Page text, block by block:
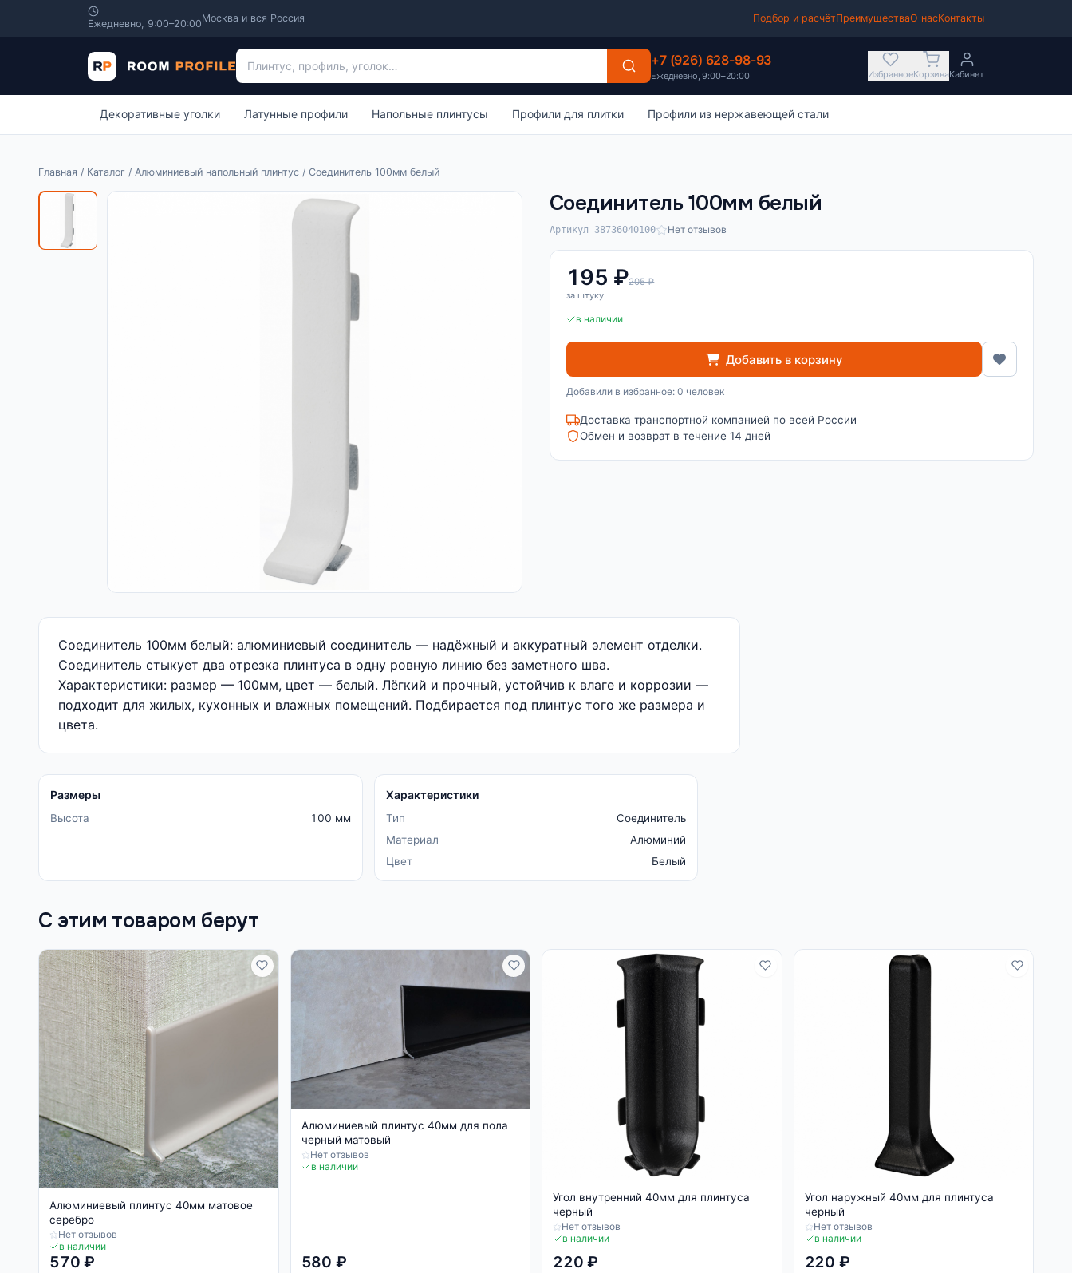
Ежедневно, 9:00–20:00Москва и вся Россия Подбор и расчётПреимуществаО насКонтакты
Поиск по каталогу +7 (926) 628-98-93
Ежедневно, 9:00–20:00 ИзбранноеКорзинаКабинет
Декоративные уголки Латунные профили Напольные плинтусы Профили для плитки Профили из нержавеющей стали
Главная / Каталог / Алюминиевый напольный плинтус / Соединитель 100мм белый
Соединитель 100мм белый
Артикул 38736040100 Нет отзывов
195 ₽205 ₽
за штуку
в наличии
Добавить в корзину
Добавили в избранное: 0 человек
Доставка транспортной компанией по всей России
Обмен и возврат в течение 14 дней
Соединитель 100мм белый: алюминиевый соединитель — надёжный и аккуратный элемент отделки.
Соединитель стыкует два отрезка плинтуса в одну ровную линию без заметного шва.
Характеристики: размер — 100мм, цвет — белый. Лёгкий и прочный, устойчив к влаге и коррозии —
подходит для жилых, кухонных и влажных помещений. Подбирается под плинтус того же размера и
цвета.
Размеры
Высота 100 мм
Характеристики
Тип
Соединитель
Материал
Алюминий
Цвет
Белый
С этим товаром берут
Алюминиевый плинтус 40мм матовое
серебро
Нет отзывов
в наличии
570 ₽
Алюминиевый плинтус 40мм для пола
черный матовый
Нет отзывов
в наличии
580 ₽
Угол внутренний 40мм для плинтуса
черный
Нет отзывов
в наличии
220 ₽
Угол наружный 40мм для плинтуса
черный
Нет отзывов
в наличии
220 ₽